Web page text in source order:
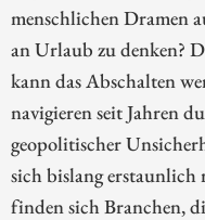
menschlichen Dramen
an Urlaub zu denken?
kann das Abschalten
navigieren seit Jahren
geopolitischer
sich bislang erstaunlich
finden sich Branchen,